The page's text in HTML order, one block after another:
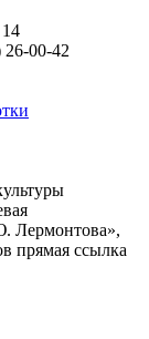
26-00-42
Лермонтова»,
прямая ссылка